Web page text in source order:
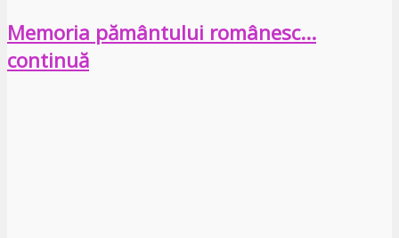
Memoria pământului românesc…
continuă